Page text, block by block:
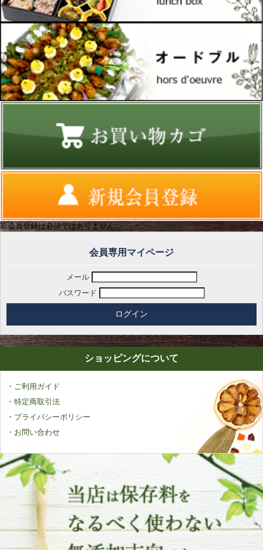
※会員登録は必須ではありません
会員専用マイページ
メール
パスワード
ショッピングについて
・ご利用ガイド
・特定商取引法
・プライバシーポリシー
・お問い合わせ